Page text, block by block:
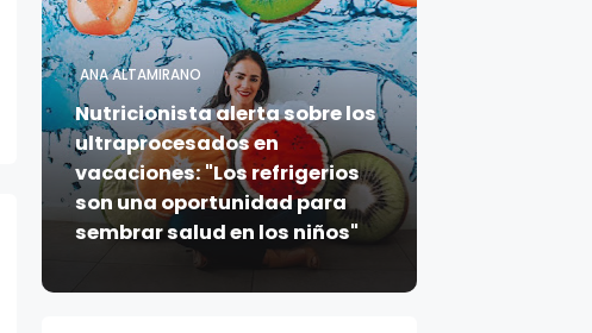
ANA ALTAMIRANO
Nutricionista alerta sobre los
ultraprocesados en
vacaciones: "Los refrigerios
son una oportunidad para
sembrar salud en los niños"